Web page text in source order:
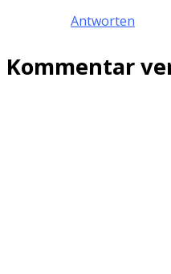
Antworten
Kommentar